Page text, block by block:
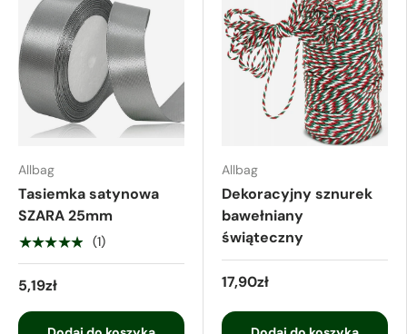
Allbag
Tasiemka satynowa
SZARA 25mm
★★★★★ (1)
5,19zł
Allbag
Dekoracyjny sznurek
bawełniany
świąteczny
17,90zł